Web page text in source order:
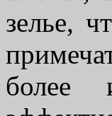
зелье,
более